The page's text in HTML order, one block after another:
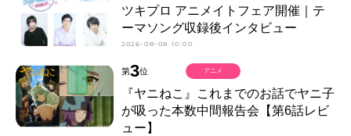
ツキプロ アニメイトフェア開催｜テ
ーマソング収録後インタビュー
2026-08-08 10:00
第3位
『ヤニねこ』これまでのお話でヤニ子
が吸った本数中間報告会【第6話レビ
ュー】
アニメ